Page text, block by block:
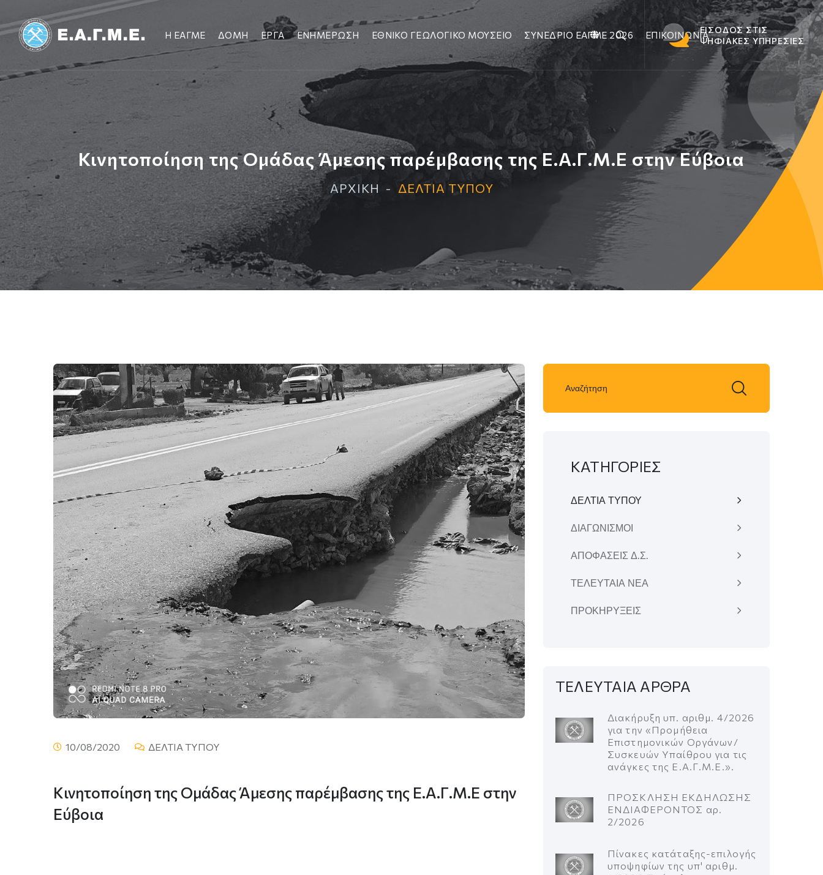
Η ΕΑΓΜΕ ΔΟΜΗ ΕΡΓΑ ΕΝΗΜΕΡΩΣΗ ΕΘΝΙΚΟ ΓΕΩΛΟΓΙΚΟ ΜΟΥΣΕΙΟ ΣΥΝΕΔΡΙΟ ΕΑΓΜΕ 2026 ΕΠΙΚΟΙΝΩΝΙΑΕΙΣΟΔΟΣ ΣΤΙΣ
ΨΗΦΙΑΚΕΣ ΥΠΗΡΕΣΙΕΣ
Κινητοποίηση της Ομάδας Άμεσης παρέμβασης της Ε.Α.Γ.Μ.Ε στην Εύβοια
ΑΡΧΙΚΗ ΔΕΛΤΙΑ ΤΥΠΟΥ
10/08/2020 ΔΕΛΤΙΑ ΤΥΠΟΥ
Κινητοποίηση της Ομάδας Άμεσης παρέμβασης της Ε.Α.Γ.Μ.Ε στην
Εύβοια
ΚΑΤΗΓΟΡΙΕΣ
ΔΕΛΤΙΑ ΤΥΠΟΥ
ΔΙΑΓΩΝΙΣΜΟΙ
ΑΠΟΦΑΣΕΙΣ Δ.Σ.
ΤΕΛΕΥΤΑΙΑ ΝΕΑ
ΠΡΟΚΗΡΥΞΕΙΣ
ΤΕΛΕΥΤΑΙΑ ΑΡΘΡΑ
Διακήρυξη υπ. αριθμ. 4/2026
για την «Προμήθεια
Επιστημονικών Οργάνων/
Συσκευών Υπαίθρου για τις
ανάγκες της Ε.Α.Γ.Μ.Ε.».
ΠΡΟΣΚΛΗΣΗ ΕΚΔΗΛΩΣΗΣ
ΕΝΔΙΑΦΕΡΟΝΤΟΣ αρ.
2/2026
Πίνακες κατάταξης-επιλογής
υποψηφίων της υπ' αριθμ.